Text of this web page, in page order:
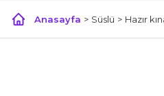
Anasayfa Süslü Hazır